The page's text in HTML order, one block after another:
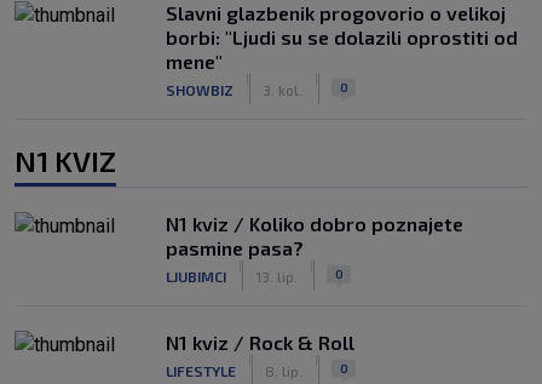
Slavni glazbenik progovorio o velikoj
borbi: "Ljudi su se dolazili oprostiti od
mene"
SHOWBIZ 3. kol. 0
N1 KVIZ
N1 kviz / Koliko dobro poznajete
pasmine pasa?
LJUBIMCI 13. lip. 0
N1 kviz / Rock & Roll
LIFESTYLE 8. lip. 0